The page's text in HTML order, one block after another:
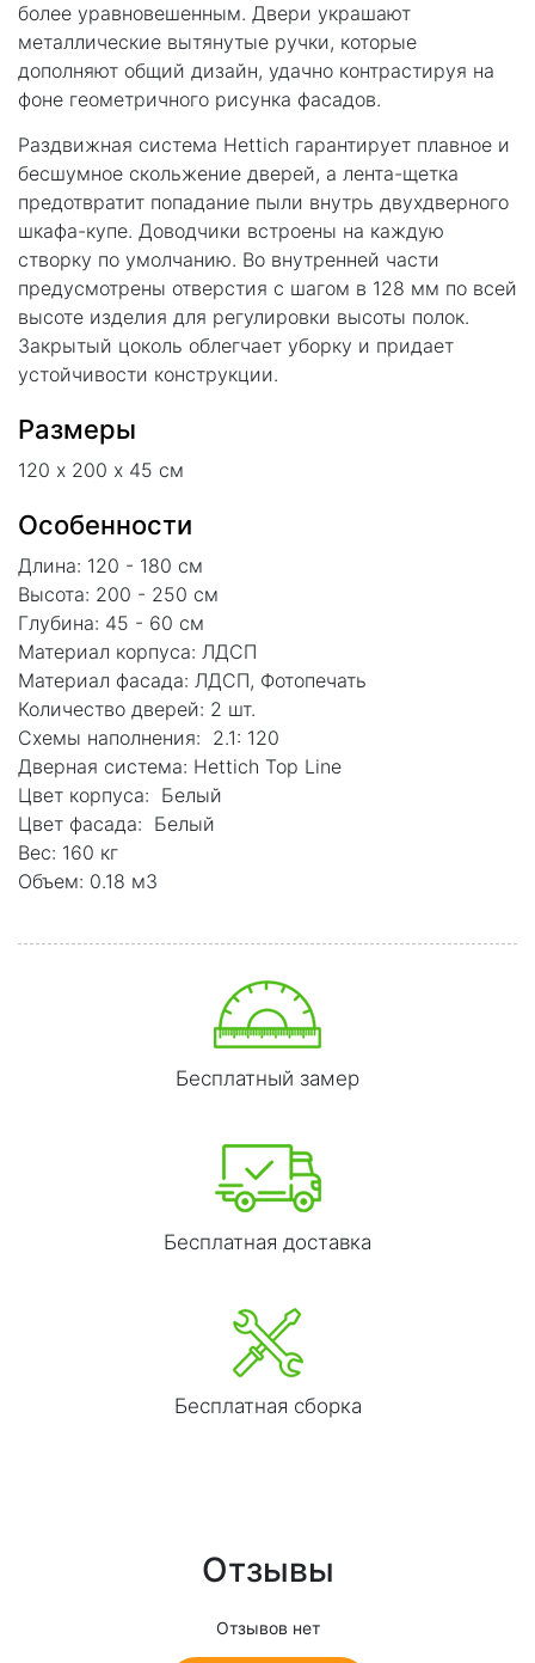
более уравновешенным. Двери украшают
металлические вытянутые ручки, которые
дополняют общий дизайн, удачно контрастируя на
фоне геометричного рисунка фасадов.
Раздвижная система Hettich гарантирует плавное и
бесшумное скольжение дверей, а лента-щетка
предотвратит попадание пыли внутрь двухдверного
шкафа-купе. Доводчики встроены на каждую
створку по умолчанию. Во внутренней части
предусмотрены отверстия с шагом в 128 мм по всей
высоте изделия для регулировки высоты полок.
Закрытый цоколь облегчает уборку и придает
устойчивости конструкции.
Размеры
120 х 200 х 45 см
Особенности
Длина: 120 - 180 см
Высота: 200 - 250 см
Глубина: 45 - 60 см
Материал корпуса: ЛДСП
Материал фасада: ЛДСП, Фотопечать
Количество дверей: 2 шт.
Схемы наполнения: 2.1: 120
Дверная система: Hettich Top Line
Цвет корпуса: Белый
Цвет фасада: Белый
Вес: 160 кг
Объем: 0.18 м3
Бесплатный замер
Бесплатная доставка
Бесплатная сборка
Отзывы
Отзывов нет